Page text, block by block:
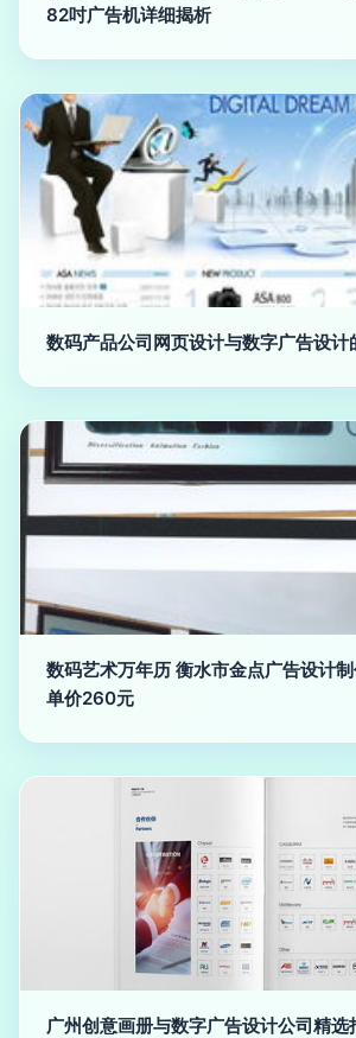
82吋广告机详细揭析
数码产品公司网页设计与数字广告设计
数码艺术万年历 衡水市金点广告设计制
单价260元
广州创意画册与数字广告设计公司精选